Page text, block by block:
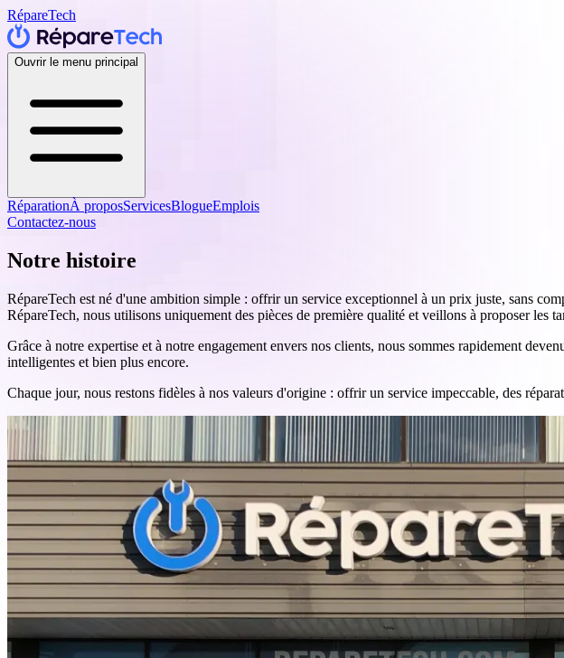
RépareTech
Ouvrir le menu principal
RéparationÀ proposServicesBlogueEmplois
Contactez-nous
Notre histoire
RépareTech est né d'une ambition simple : offrir un service exceptionnel à un prix juste, sans
RépareTech, nous utilisons uniquement des pièces de première qualité et veillons à proposer les
Grâce à notre expertise et à notre engagement envers nos clients, nous sommes rapidement
intelligentes et bien plus encore.
Chaque jour, nous restons fidèles à nos valeurs d'origine : offrir un service impeccable, des